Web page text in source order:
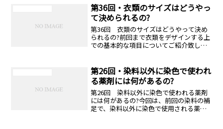
かせない存在でした。...
第36回・衣類のサイズはどうやっ
て決められるの?
第36回 衣類のサイズはどうやって決め
られるの?前回まで衣類をデザインする上
での基本的な項目についてご紹介致しま
衣類のサイズ...
第26回・染料以外に染色で使われ
る薬剤には何があるの?
第26回 染料以外に染色で使われる薬剤
には何があるの?今回は、前回の染料の補
足で、染料以外に染色で使用される薬剤